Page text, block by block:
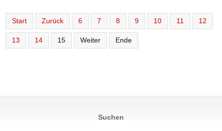
Start Zurück 6 7 8 9 10 11 12
13 14 15 Weiter Ende
Suchen